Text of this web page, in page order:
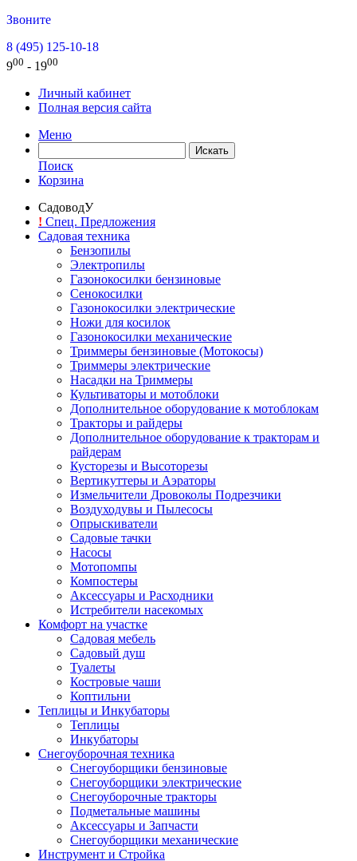
Звоните
8 (495) 125-10-18
900 - 1900
Личный кабинет
Полная версия сайта
Меню
Поиск
Корзина
СадоводУ
! Спец. Предложения
Садовая техника
Бензопилы
Электропилы
Газонокосилки бензиновые
Сенокосилки
Газонокосилки электрические
Ножи для косилок
Газонокосилки механические
Триммеры бензиновые (Мотокосы)
Триммеры электрические
Насадки на Триммеры
Культиваторы и мотоблоки
Дополнительное оборудование к мотоблокам
Тракторы и райдеры
Дополнительное оборудование к тракторам и
райдерам
Кусторезы и Высоторезы
Вертикуттеры и Аэраторы
Измельчители Дровоколы Подрезчики
Воздуходувы и Пылесосы
Опрыскиватели
Садовые тачки
Насосы
Мотопомпы
Компостеры
Аксессуары и Расходники
Истребители насекомых
Комфорт на участке
Садовая мебель
Садовый душ
Туалеты
Костровые чаши
Коптильни
Теплицы и Инкубаторы
Теплицы
Инкубаторы
Снегоуборочная техника
Снегоуборщики бензиновые
Снегоуборщики электрические
Снегоуборочные тракторы
Подметальные машины
Аксессуары и Запчасти
Снегоуборщики механические
Инструмент и Стройка